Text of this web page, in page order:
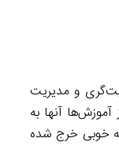
در زمینه حمایت‌گری و مدیریت
آنها به
خوبی خرج شده